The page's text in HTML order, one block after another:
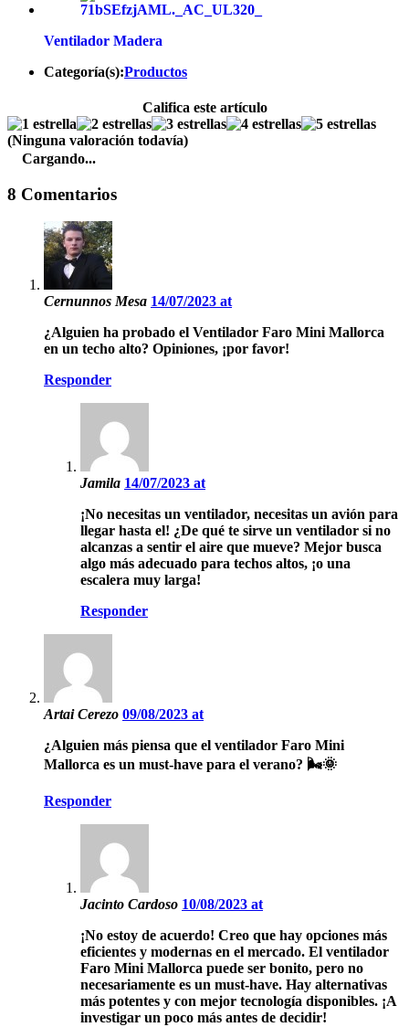
Ventilador Madera
Categoría(s):Productos
Califica este artículo
(Ninguna valoración todavía)
Cargando...
8 Comentarios
Cernunnos Mesa 14/07/2023 at
¿Alguien ha probado el Ventilador Faro Mini Mallorca
en un techo alto? Opiniones, ¡por favor!
Responder
Jamila 14/07/2023 at
¡No necesitas un ventilador, necesitas un avión para
llegar hasta el! ¿De qué te sirve un ventilador si no
alcanzas a sentir el aire que mueve? Mejor busca
algo más adecuado para techos altos, ¡o una
escalera muy larga!
Responder
Artai Cerezo 09/08/2023 at
¿Alguien más piensa que el ventilador Faro Mini
Mallorca es un must-have para el verano? 🌬️🌞
Responder
Jacinto Cardoso 10/08/2023 at
¡No estoy de acuerdo! Creo que hay opciones más
eficientes y modernas en el mercado. El ventilador
Faro Mini Mallorca puede ser bonito, pero no
necesariamente es un must-have. Hay alternativas
más potentes y con mejor tecnología disponibles. ¡A
investigar un poco más antes de decidir!